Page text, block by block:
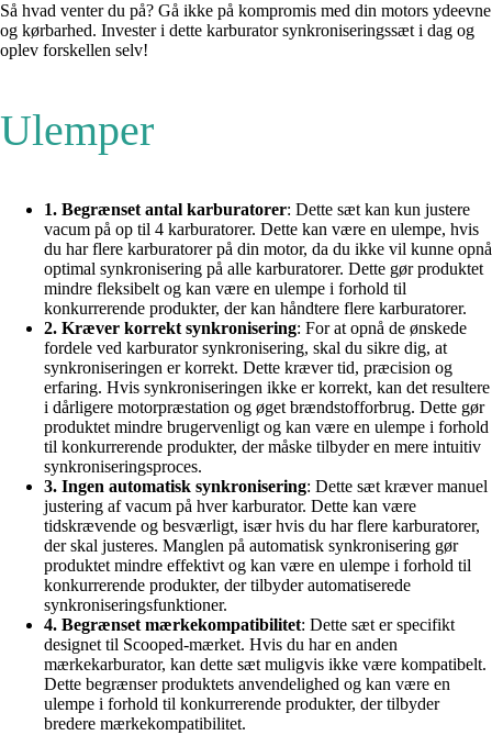
Så hvad venter du på? Gå ikke på kompromis med din motors ydeevne
og kørbarhed. Invester i dette karburator synkroniseringssæt i dag og
oplev forskellen selv!
Ulemper
1. Begrænset antal karburatorer: Dette sæt kan kun justere
vacum på op til 4 karburatorer. Dette kan være en ulempe, hvis
du har flere karburatorer på din motor, da du ikke vil kunne opnå
optimal synkronisering på alle karburatorer. Dette gør produktet
mindre fleksibelt og kan være en ulempe i forhold til
konkurrerende produkter, der kan håndtere flere karburatorer.
2. Kræver korrekt synkronisering: For at opnå de ønskede
fordele ved karburator synkronisering, skal du sikre dig, at
synkroniseringen er korrekt. Dette kræver tid, præcision og
erfaring. Hvis synkroniseringen ikke er korrekt, kan det resultere
i dårligere motorpræstation og øget brændstofforbrug. Dette gør
produktet mindre brugervenligt og kan være en ulempe i forhold
til konkurrerende produkter, der måske tilbyder en mere intuitiv
synkroniseringsproces.
3. Ingen automatisk synkronisering: Dette sæt kræver manuel
justering af vacum på hver karburator. Dette kan være
tidskrævende og besværligt, især hvis du har flere karburatorer,
der skal justeres. Manglen på automatisk synkronisering gør
produktet mindre effektivt og kan være en ulempe i forhold til
konkurrerende produkter, der tilbyder automatiserede
synkroniseringsfunktioner.
4. Begrænset mærkekompatibilitet: Dette sæt er specifikt
designet til Scooped-mærket. Hvis du har en anden
mærkekarburator, kan dette sæt muligvis ikke være kompatibelt.
Dette begrænser produktets anvendelighed og kan være en
ulempe i forhold til konkurrerende produkter, der tilbyder
bredere mærkekompatibilitet.